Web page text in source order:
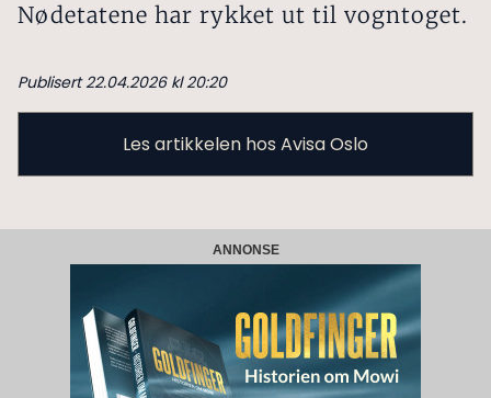
Nødetatene har rykket ut til vogntoget.
Publisert 22.04.2026 kl 20:20
Les artikkelen hos Avisa Oslo
ANNONSE